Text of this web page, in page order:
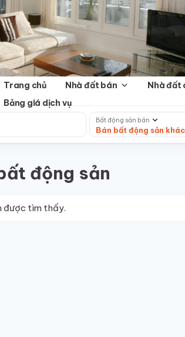
Trang chủ Nhà đất bán Nhà đất
Bảng giá dịch vụ
Bất động sản bán
Bán bất động sản khác
động sản
được tìm thấy.